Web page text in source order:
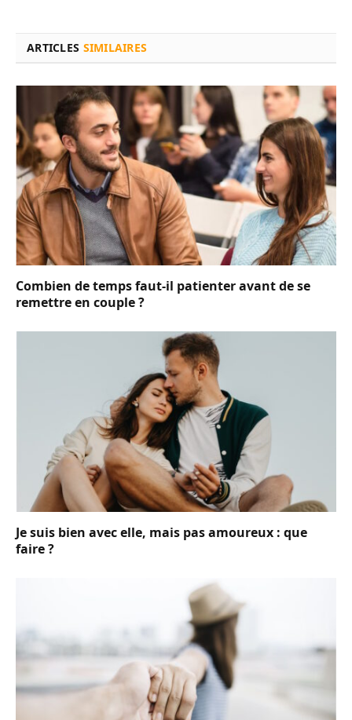
ARTICLES SIMILAIRES
Combien de temps faut-il patienter avant de se
remettre en couple ?
Je suis bien avec elle, mais pas amoureux : que
faire ?